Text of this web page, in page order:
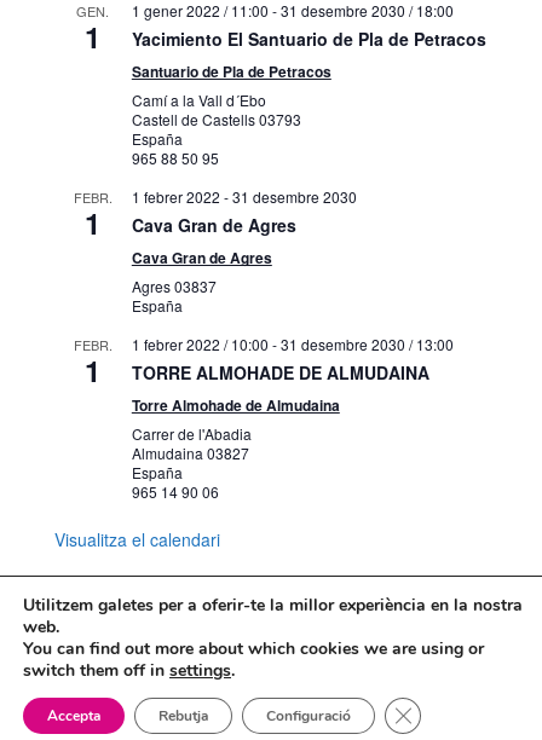
GEN.
1
1 gener 2022 / 11:00 -31 desembre 2030 / 18:00
Yacimiento El Santuario de Pla de Petracos
Santuario de Pla de Petracos
Camí a la Vall d´Ebo
Castell de Castells03793
España
965 88 50 95
FEBR.
1
1 febrer 2022 -31 desembre 2030
Cava Gran de Agres
Cava Gran de Agres
Agres03837
España
FEBR.
1
1 febrer 2022 / 10:00 -31 desembre 2030 / 13:00
TORRE ALMOHADE DE ALMUDAINA
Torre Almohade de Almudaina
Carrer de l'Abadia
Almudaina 03827
España
965 14 90 06
Visualitza el calendari
Mapa web
Política de Privacidad
Politica de cookies
Utilitzem galetes per a oferir-te la millor experiència en la nostra
web.
You can find out more about which cookies we are using or
switch them off in settings.
Accepta Rebutja Configuració Tanca el bàner de